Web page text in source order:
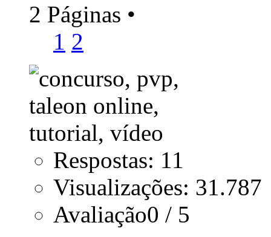
2 Páginas •
1 2
Respostas: 11
Visualizações: 31.787
Avaliação0 / 5